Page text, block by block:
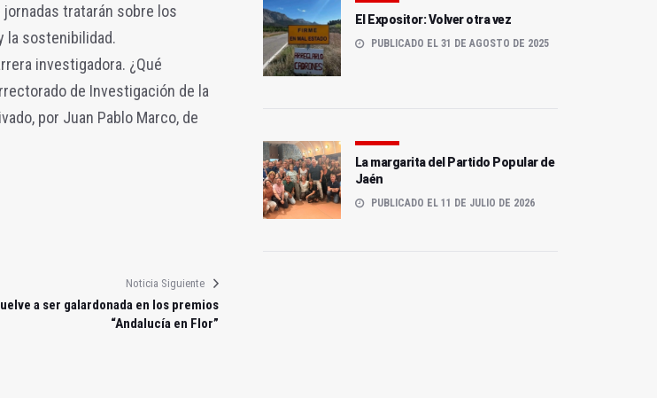
jornadas tratarán sobre los
la sostenibilidad.
investigadora. ¿Qué
de Investigación de la
por Juan Pablo Marco, de
Noticia Siguiente
a ser galardonada en los premios
“Andalucía en Flor”
El Expositor: Volver otra vez
PUBLICADO EL 31 DE AGOSTO DE 2025
La margarita del Partido Popular de
Jaén
PUBLICADO EL 11 DE JULIO DE 2026